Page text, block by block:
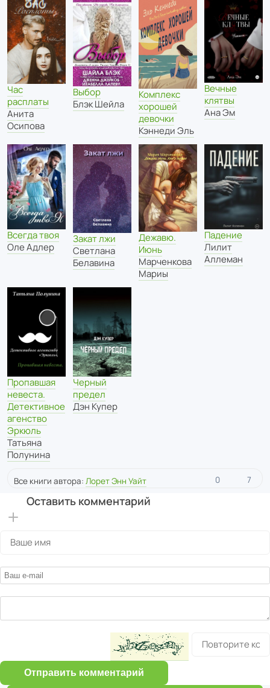
Час
расплаты
Анита
Осипова
Выбор
Блэк Шейла
Комплекс
хорошей
девочки
Кэннеди Эль
Вечные
клятвы
Ана Эм
Всегда твоя
Оле Адлер
Закат лжи
Светлана
Белавина
Дежавю.
Июнь
Марченкова
Мариы
Падение
Лилит
Аллеман
Пропавшая
невеста.
Детективное
агенство
Эркюль
Татьяна
Полунина
Черный
предел
Дэн Купер
Все книги автора: Лорет Энн Уайт 0 7
Оставить комментарий
Отправить комментарий